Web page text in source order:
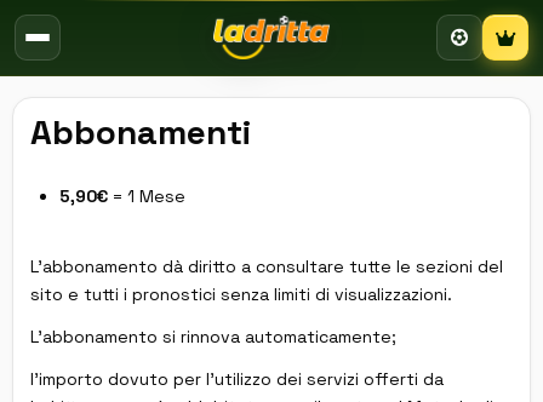
Abbonamenti
5,90€ = 1 Mese
L'abbonamento dà diritto a consultare tutte le sezioni del
sito e tutti i pronostici senza limiti di visualizzazioni.
L'abbonamento si rinnova automaticamente;
l'importo dovuto per l'utilizzo dei servizi offerti da